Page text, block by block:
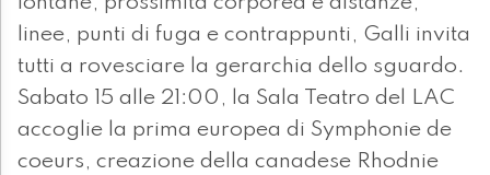
linee, punti di fuga e contrappunti, Galli invita
tutti a rovesciare la gerarchia dello sguardo.
Sabato 15 alle 21:00, la Sala Teatro del LAC
accoglie la prima europea di Symphonie de
coeurs, creazione della canadese Rhodnie